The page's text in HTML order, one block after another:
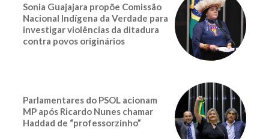
Sonia Guajajara propõe Comissão
Nacional Indígena da Verdade para
investigar violências da ditadura
contra povos originários
Parlamentares do PSOL acionam
MP após Ricardo Nunes chamar
Haddad de “professorzinho”